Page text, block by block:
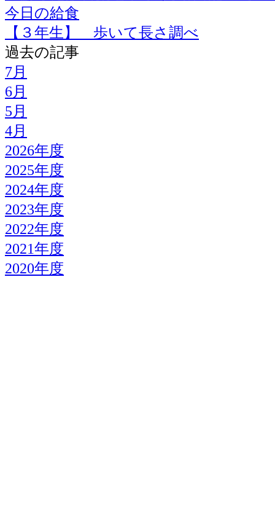
今日の給食
【３年生】 歩いて長さ調べ
過去の記事
7月
6月
5月
4月
2026年度
2025年度
2024年度
2023年度
2022年度
2021年度
2020年度